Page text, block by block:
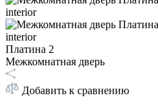
Платина 2
Межкомнатная дверь
Добавить к сравнению